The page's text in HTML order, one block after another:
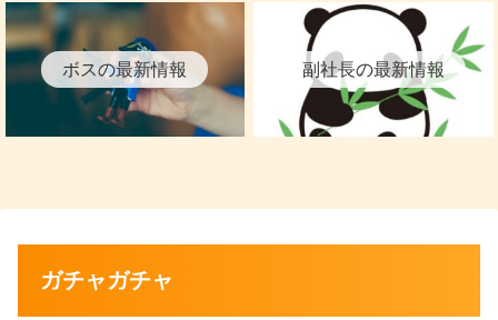
ボスの最新情報 副社長の最新情報
ガチャガチャ